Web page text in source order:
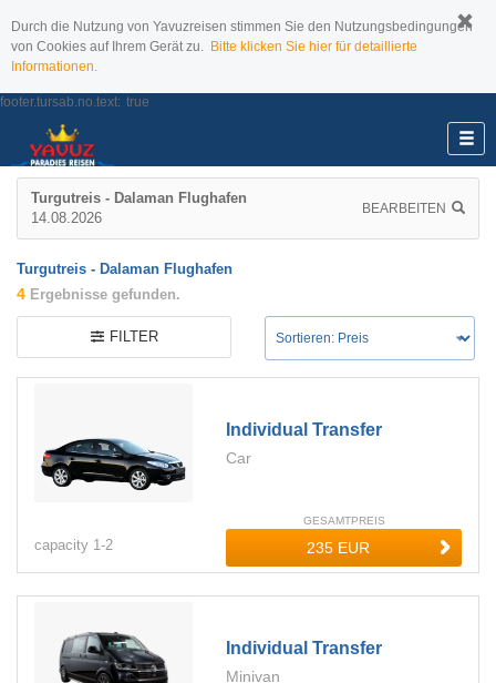
Durch die Nutzung von Yavuzreisen stimmen Sie den Nutzungsbedingungen
von Cookies auf Ihrem Gerät zu. Bitte klicken Sie hier für detaillierte
Informationen.
footer.tursab.no.text: true
Turgutreis - Dalaman Flughafen
14.08.2026
BEARBEITEN
Turgutreis - Dalaman Flughafen
4 Ergebnisse gefunden.
FILTER
Individual Transfer
Car
capacity 1-2
GESAMTPREIS
Individual Transfer
Minivan